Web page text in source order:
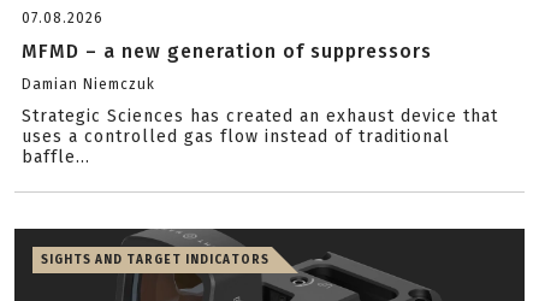
07.08.2026
MFMD – a new generation of suppressors
Damian Niemczuk
Strategic Sciences has created an exhaust device that
uses a controlled gas flow instead of traditional
baffle...
SIGHTS AND TARGET INDICATORS